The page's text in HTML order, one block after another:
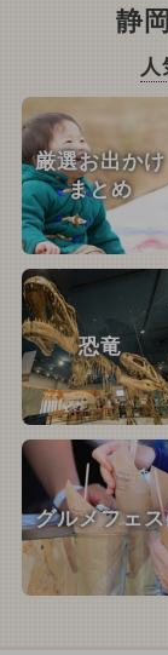
静
人
厳選お出かけ
まとめ
恐竜
グルメフェス